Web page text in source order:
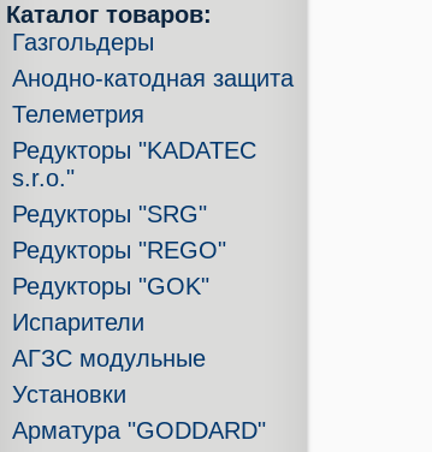
Каталог товаров:
Газгольдеры
Анодно-катодная защита
Телеметрия
Редукторы "KADATEC
s.r.o."
Редукторы "SRG"
Редукторы "REGO"
Редукторы "GOK"
Испарители
АГЗС модульные
Установки
Арматура "GODDARD"